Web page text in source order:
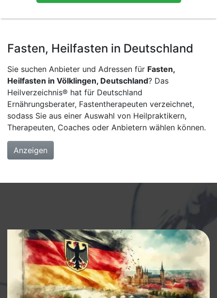
Fasten, Heilfasten in Deutschland
Sie suchen Anbieter und Adressen für Fasten,
Heilfasten in Völklingen, Deutschland? Das
Heilverzeichnis® hat für Deutschland
Ernährungsberater, Fastentherapeuten verzeichnet,
sodass Sie aus einer Auswahl von Heilpraktikern,
Therapeuten, Coaches oder Anbietern wählen können.
Anzeigen